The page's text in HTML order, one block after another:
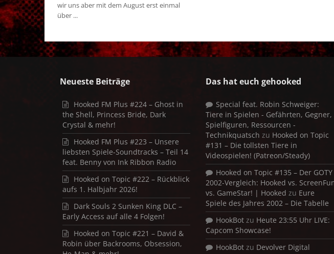
wir uns aber mit dem August erst einmal
über ...
Neueste Beiträge
Hooked FM Plus #224 – Ghost in
the Shell, Princess Bride, Dark
Crystal & mehr!
Hooked FM Plus #223 – Unsere
liebsten Spiele-Soundtracks – Teil 14
feat. Benny von Ink Ribbon Radio
Hooked on Topic #222 – Rückblick
aufs 1. Halbjahr 2026!
Dark Souls 2 Sunken King DLC –
Early Access auf alle 4 Folgen!
Hooked on Topic #221 – David &
Robin über Backrooms, Obsession,
Das hat euch gehooked
Special feat. Robin Schweiger:
Tiere in Spielen - Gefährten, Gegner,
Spielfiguren, Ressourcen -
Technikquatsch zu Hooked on Topic
#131 – Die tollsten Tiere in
Videospielen! (Patreon/Steady)
Hooked on Topic #135 – Der GOTY
2002-Vergleich: Hooked vs.
vs. GameStar! | Hooked zu Eure
Spiele des Jahres 2002 – Die Tabelle
HookBot zu Heute 23:55 Uhr LIVE:
Capcom Showcase!
HookBot zu Devolver Digital